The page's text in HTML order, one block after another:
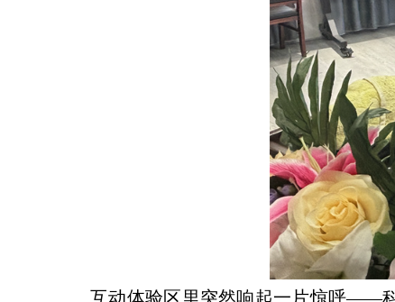
互动体验区里突然响起一片惊呼——